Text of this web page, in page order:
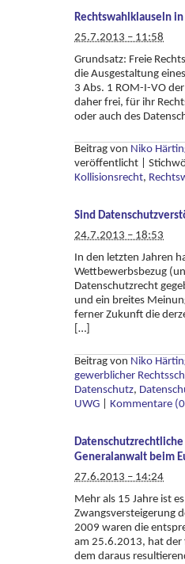
Rechtswahlklauseln
25.7.2013 – 11:58
Grundsatz: Freie
die Ausgestaltung
3 Abs. 1 ROM-I-VO
daher frei, für ihr
oder auch des
Beitrag von Niko
veröffentlicht
Kollisionsrecht,
Sind
24.7.2013 – 18:53
In den letzten Jahren
Wettbewerbsbezug
Datenschutzrecht
und ein breites
ferner Zukunft die
[…]
Beitrag von Niko
gewerblicher
Datenschutz,
UWG
Kommentare
Generalanwalt beim
27.6.2013 – 14:24
Mehr als 15 Jahre ist
Zwangsversteigerung
2009 waren die
am 25.6.2013, hat der
dem daraus